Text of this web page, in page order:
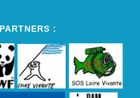
: